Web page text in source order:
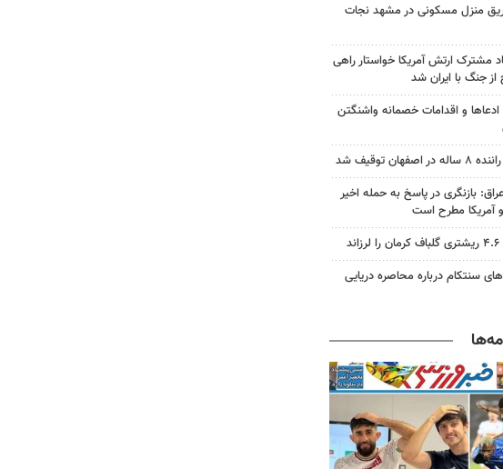
حریق منزل مسکونی در مشهد نجات
مشترک ارتش آمریکا خواستار راهی
از جنگ با ایران شد
و اقدامات خصمانه واشنگتن
توقیف شد
بازنگری در پاسخ به حمله اخیر
آمریکا مطرح است
سنتکام درباره محاصره دریایی